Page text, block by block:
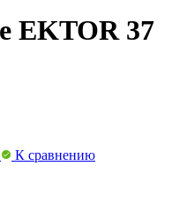
EKTOR 37
К сравнению